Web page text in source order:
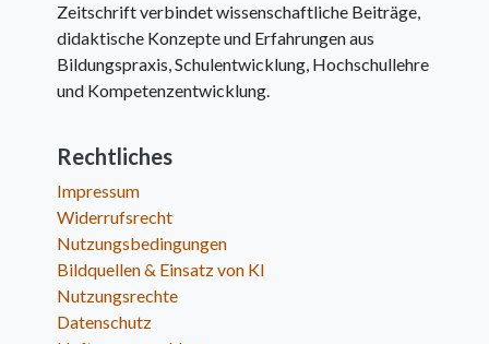
Zeitschrift verbindet wissenschaftliche Beiträge,
didaktische Konzepte und Erfahrungen aus
Bildungspraxis, Schulentwicklung, Hochschullehre
und Kompetenzentwicklung.
Rechtliches
Impressum
Widerrufsrecht
Nutzungsbedingungen
Bildquellen & Einsatz von KI
Nutzungsrechte
Datenschutz